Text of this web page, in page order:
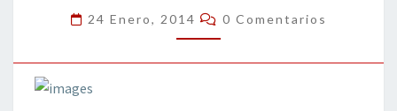
IN
MEMORIAM
24 Enero, 2014 Comentarios
0 Comentarios